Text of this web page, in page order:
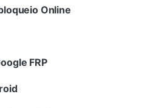
Online
FRP